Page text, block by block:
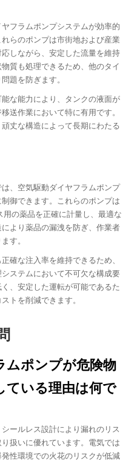
フラムポンプシステムが効率的
らのポンプは市街地および産業
しながら、安定した流量を維持
質も処理できるため、他のタイ
題を防ぎます。
な能力により、タンクの液面が
送作業において特に有用です。
丈な構造によって長期にわたる
、空気駆動ダイヤフラムポンプ
御できます。これらのポンプは
の薬品を正確に計量し、最適な
より薬品の漏洩を防ぎ、作業者
す。
確な注入率を維持できるため、
ステムにおいて不可欠な構成要
、安定した運転が可能であるた
トを削減できます。
ムポンプが危険物
ている理由は何で
ールレス設計により漏れのリス
扱いに優れています。電気では
性環境での火花のリスクが低減